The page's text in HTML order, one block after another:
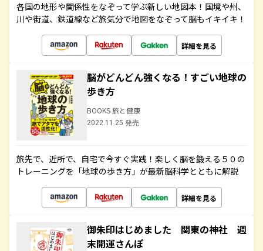
各国の地形や関係性をなぞって学ぶ新しい地図本！国境や州、
川や街道、鉄道線など旅気分で地図をなぞって脳もイキイキ！
詳細を見る
脳がどんどん強くなる！すごい地球の
歩き方
BOOKS 旅と健康
2022.11.25 発売
旅先で、近所で、自宅で今すぐ実践！楽しく脳を鍛える５０の
トレーニングを「地球の歩き方」が最新脳科学とともに解説
詳細を見る
御朱印はじめました 関東の神社 週
末開運さんぽ